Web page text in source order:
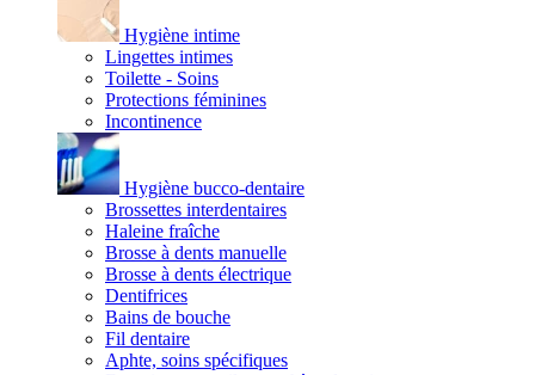
Hygiène intime
Lingettes intimes
Toilette - Soins
Protections féminines
Incontinence
Hygiène bucco-dentaire
Brossettes interdentaires
Haleine fraîche
Brosse à dents manuelle
Brosse à dents électrique
Dentifrices
Bains de bouche
Fil dentaire
Aphte, soins spécifiques